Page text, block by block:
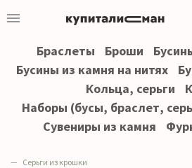
Браслеты Броши
Бусины из камня на нитях
Кольца, серьги
Наборы (бусы, браслет,
Сувениры из камня
Серьги из крошки